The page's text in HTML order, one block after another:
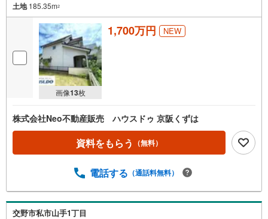
土地185.35m2
画像13枚
1,700万円 NEW
株式会社Neo不動産販売 ハウスドゥ 京阪くずは
資料をもらう （無料）
電話する （通話料無料）
交野市私市山手1丁目